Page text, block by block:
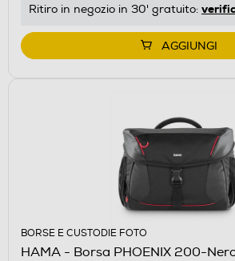
Ritiro in negozio in 30' gratuito:
AGGIUNGI
BORSE E CUSTODIE FOTO
HAMA - Borsa PHOENIX 200-